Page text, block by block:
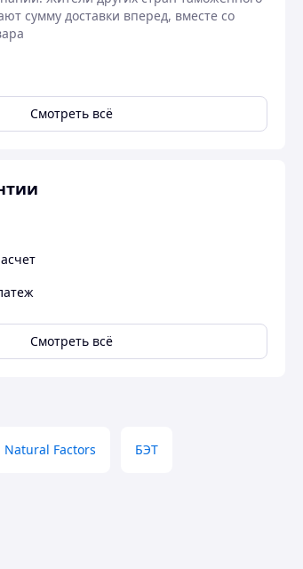
сумму доставки вперед, вместе со
Смотреть всё
Смотреть всё
Natural Factors БЭТ